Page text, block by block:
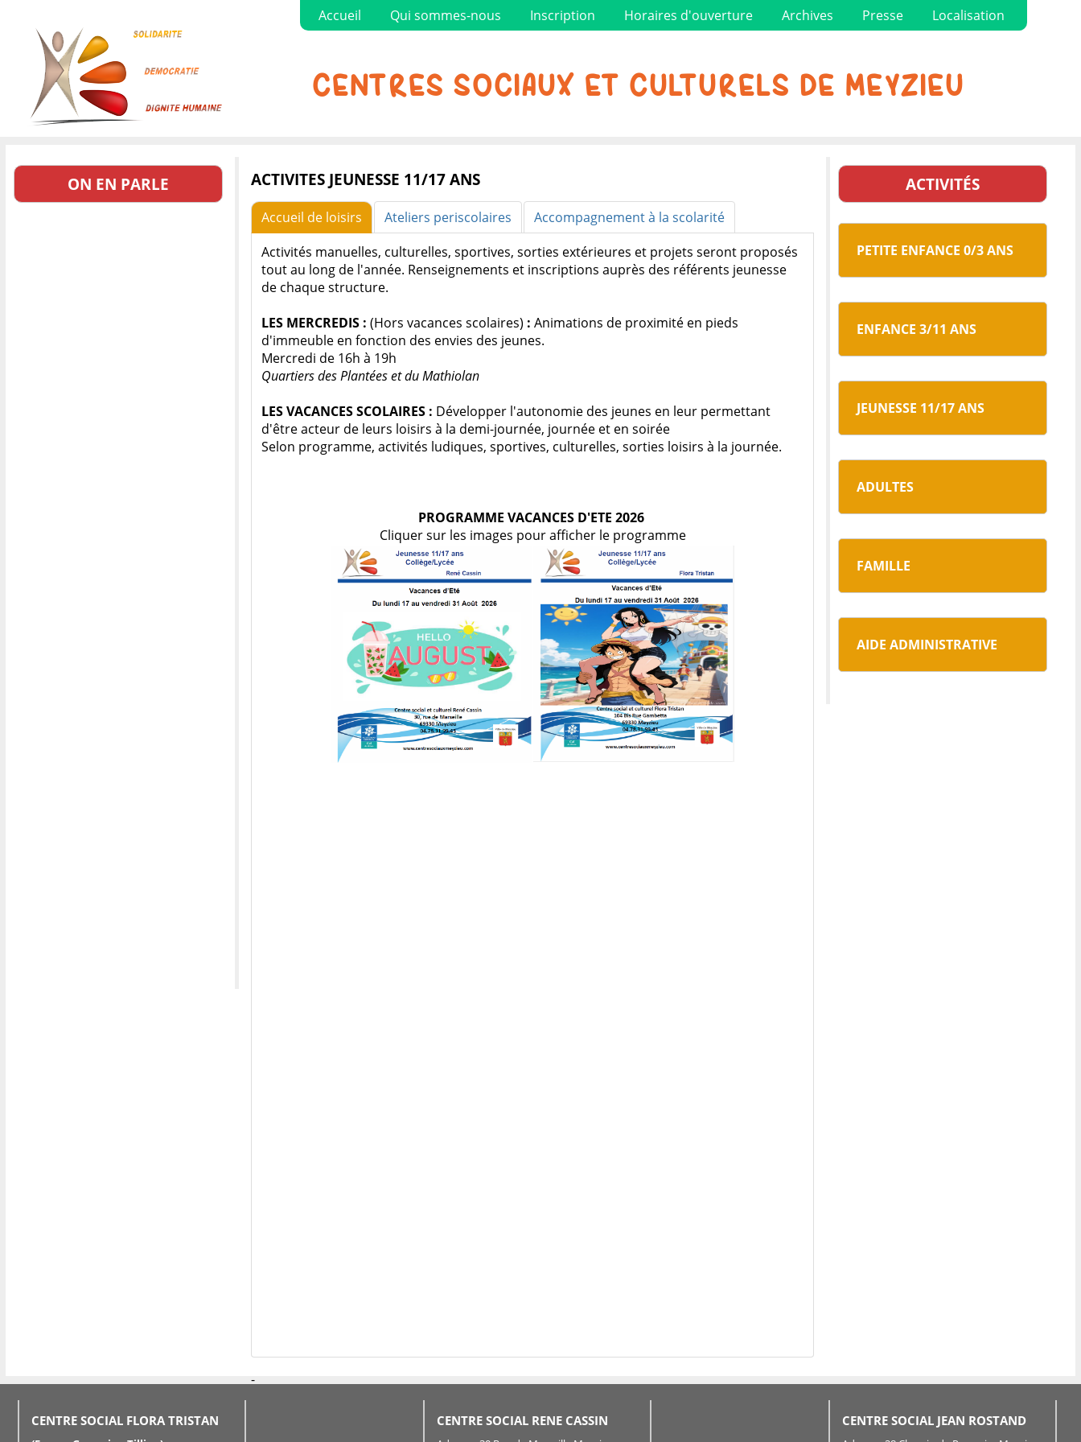
CENTRES SOCIAUX ET CULTURELS DE MEYZIEU
Accueil Qui sommes-nous Inscription Horaires d'ouverture Archives Presse Localisation
ON EN PARLE ACTIVITES JEUNESSE 11/17 ANS
Accueil de loisirs Ateliers periscolaires
Accompagnement à la scolarité
Activités manuelles, culturelles, sportives, sorties extérieures et projets seront proposés
tout au long de l'année. Renseignements et inscriptions auprès des référents jeunesse
de chaque structure.
LES MERCREDIS : (Hors vacances scolaires) : Animations de proximité en pieds
d'immeuble en fonction des envies des jeunes.
Mercredi de 16h à 19h
Quartiers des Plantées et du Mathiolan
LES VACANCES SCOLAIRES : Développer l'autonomie des jeunes en leur permettant
d'être acteur de leurs loisirs à la demi-journée, journée et en soirée
Selon programme, activités ludiques, sportives, culturelles, sorties loisirs à la journée.
PROGRAMME VACANCES D'ETE 2026
Cliquer sur les images pour afficher le programme
-
ACTIVITÉS
PETITE ENFANCE 0/3 ANS
ENFANCE 3/11 ANS
JEUNESSE 11/17 ANS
ADULTES
FAMILLE
AIDE ADMINISTRATIVE
CENTRE SOCIAL FLORA TRISTAN CENTRE SOCIAL RENE CASSIN CENTRE SOCIAL JEAN ROSTAND